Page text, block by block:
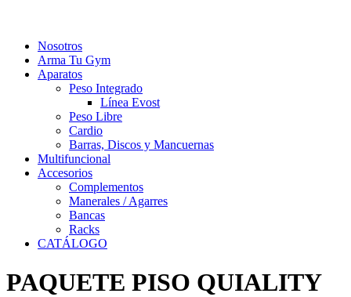
Nosotros
Arma Tu Gym
Aparatos
Peso Integrado
Línea Evost
Peso Libre
Cardio
Barras, Discos y Mancuernas
Multifuncional
Accesorios
Complementos
Manerales / Agarres
Bancas
Racks
CATÁLOGO
PAQUETE PISO QUIALITY